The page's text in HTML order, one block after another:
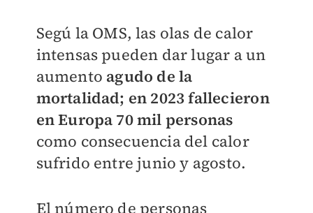
Segú la OMS, las olas de calor
intensas pueden dar lugar a un
aumento agudo de la
mortalidad; en 2023 fallecieron
en Europa 70 mil personas
como consecuencia del calor
sufrido entre junio y agosto.
El número de personas